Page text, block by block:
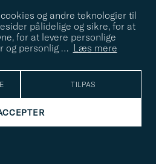
og andre teknologier til
pålidelige og sikre, for at
for at levere personlige
og personlig … Læs mere
TILPAS